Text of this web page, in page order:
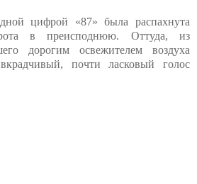
цифрой «87» была распахнута
в преисподнюю. Оттуда, из
дорогим освежителем воздуха
почти ласковый голос